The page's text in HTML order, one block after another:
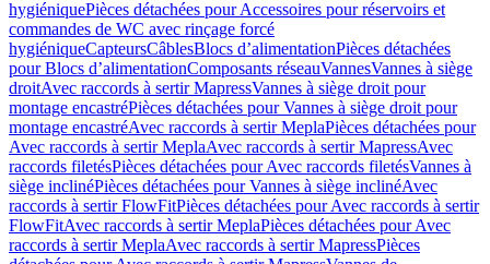
hygiéniquePièces détachées pour Accessoires pour réservoirs et
commandes de WC avec rinçage forcé
hygiéniqueCapteursCâblesBlocs d’alimentationPièces détachées
pour Blocs d’alimentationComposants réseauVannesVannes à siège
droitAvec raccords à sertir MapressVannes à siège droit pour
montage encastréPièces détachées pour Vannes à siège droit pour
montage encastréAvec raccords à sertir MeplaPièces détachées pour
Avec raccords à sertir MeplaAvec raccords à sertir MapressAvec
raccords filetésPièces détachées pour Avec raccords filetésVannes à
siège inclinéPièces détachées pour Vannes à siège inclinéAvec
raccords à sertir FlowFitPièces détachées pour Avec raccords à sertir
FlowFitAvec raccords à sertir MeplaPièces détachées pour Avec
raccords à sertir MeplaAvec raccords à sertir MapressPièces